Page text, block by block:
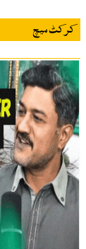
کرکٹ میچ